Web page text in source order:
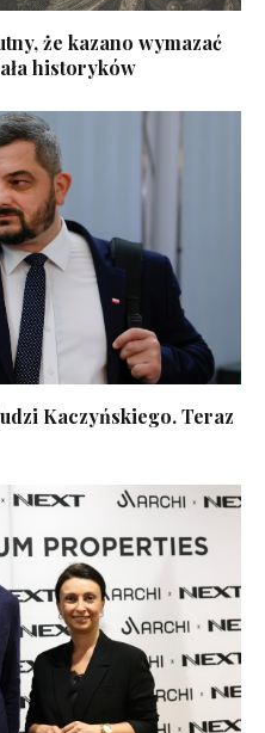
że kazano wymazać
historyków
Kaczyńskiego. Teraz